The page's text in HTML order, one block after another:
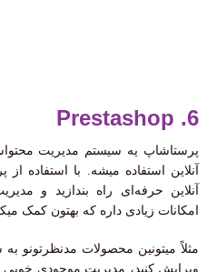
6. Prestashop
پرستاشاپ یه سیستم مدیریت
آنلاین استفاده میشه. با استفاده
آنلاین حرفه‌ای راه بندازید و
امکانات زیادی داره که بهتون کمک
مثلاً میتونین محصولات مدنظرتونو
ویرایش کنید، مدیریت موجودی